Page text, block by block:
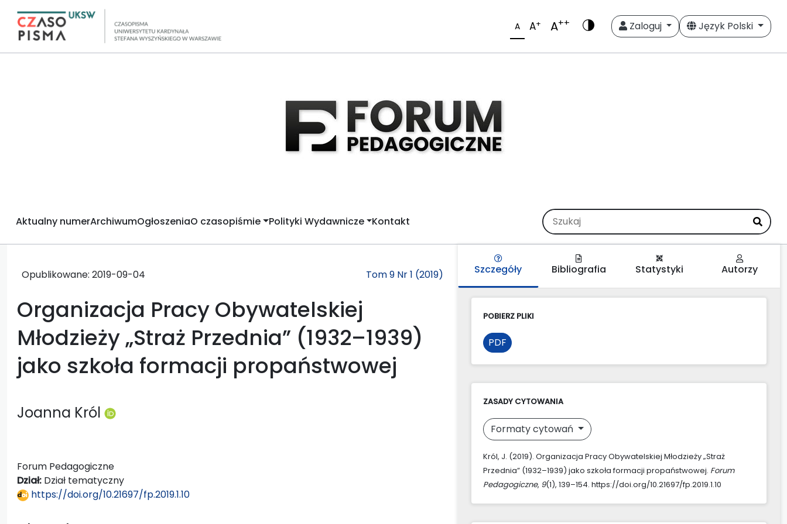
A A+ A++ Zaloguj Język Polski
Aktualny numerArchiwumOgłoszeniaO czasopiśmie Polityki Wydawnicze Kontakt
Opublikowane: 2019-09-04 Tom 9 Nr 1 (2019)
Organizacja Pracy Obywatelskiej
Młodzieży „Straż Przednia” (1932–1939)
jako szkoła formacji propaństwowej
Joanna Król
Forum Pedagogiczne
Dział: Dział tematyczny
https://doi.org/10.21697/fp.2019.1.10
Szczegóły Bibliografia Statystyki Autorzy
POBIERZ PLIKI
PDF
ZASADY CYTOWANIA
Formaty cytowań
Król, J. (2019). Organizacja Pracy Obywatelskiej Młodzieży „Straż
Przednia” (1932–1939) jako szkoła formacji propaństwowej. Forum
Pedagogiczne, 9(1), 139–154. https://doi.org/10.21697/fp.2019.1.10